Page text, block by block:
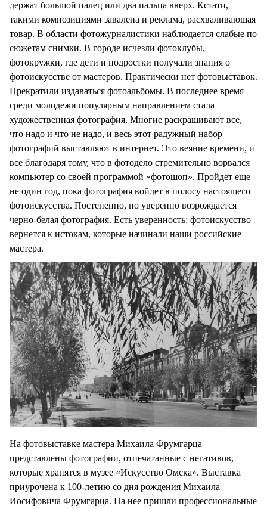
держат большой палец или два пальца вверх. Кстати,
такими композициями завалена и реклама, расхваливающая
товар. В области фотожурналистики наблюдается слабые по
сюжетам снимки. В городе исчезли фотоклубы,
фотокружки, где дети и подростки получали знания о
фотоискусстве от мастеров. Практически нет фотовыставок.
Прекратили издаваться фотоальбомы. В последнее время
среди молодежи популярным направлением стала
художественная фотография. Многие раскрашивают все,
что надо и что не надо, и весь этот радужный набор
фотографий выставляют в интернет. Это веяние времени, и
все благодаря тому, что в фотодело стремительно ворвался
компьютер со своей программой «фотошоп». Пройдет еще
не один год, пока фотография войдет в полосу настоящего
фотоискусства. Постепенно, но уверенно возрождается
черно-белая фотография. Есть уверенность: фотоискусство
вернется к истокам, которые начинали наши российские
мастера.
На фотовыставке мастера Михаила Фрумгарца
представлены фотографии, отпечатанные с негативов,
которые хранятся в музее «Искусство Омска». Выставка
приурочена к 100-летию со дня рождения Михаила
Иосифовича Фрумгарца. На нее пришли профессиональные